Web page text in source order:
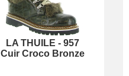
LA THUILE - 957
Cuir Croco Bronze